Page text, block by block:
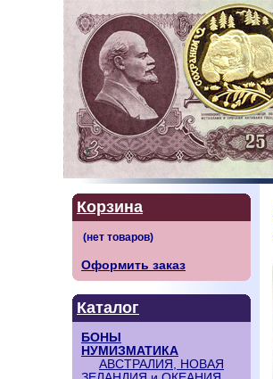
Корзина
Оформить заказ
Каталог
БОНЫ
НУМИЗМАТИКА
АВСТРАЛИЯ, НОВАЯ